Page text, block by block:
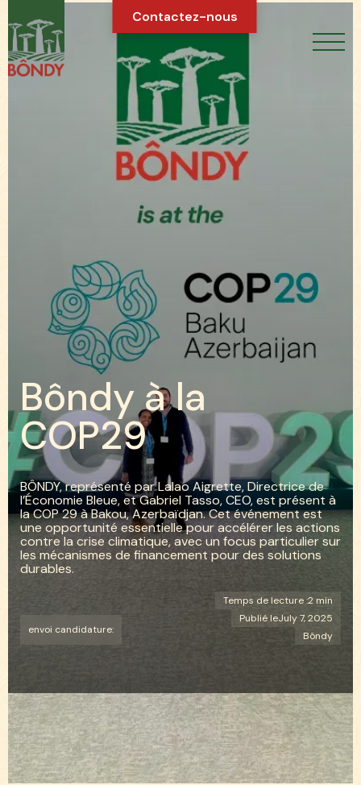
Contactez-nous
Bôndyàla
COP29
BÔNDY, représenté par Lalao Aigrette, Directrice de
l’Économie Bleue, et Gabriel Tasso, CEO, est présent à
la COP 29 à Bakou, Azerbaïdjan. Cet événement est
une opportunité essentielle pour accélérer les actions
contre la crise climatique, avec un focus particulier sur
les mécanismes de financement pour des solutions
durables.
Temps de lecture :2 min
Publié leJuly 7, 2025
Bôndy
envoi candidature:
Blog /Bôndy/Bôndy à la COP29